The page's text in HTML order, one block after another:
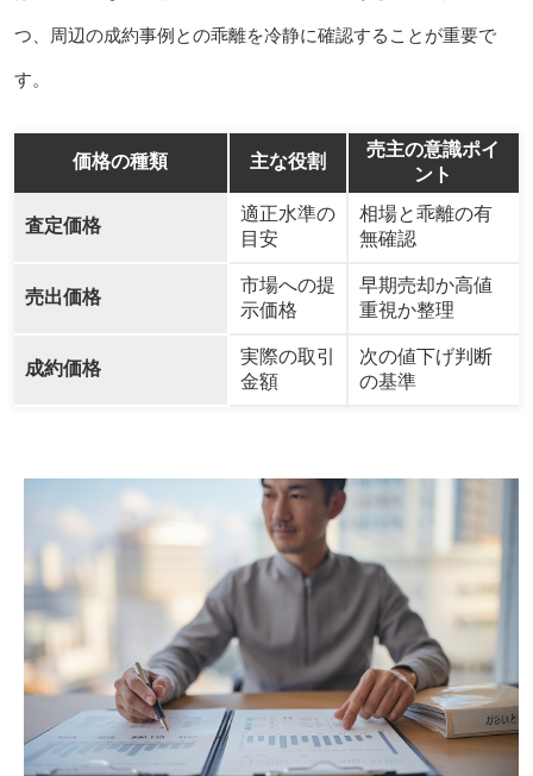
つ、周辺の成約事例との乖離を冷静に確認することが重要で
す。
価格の種類 主な役割
売主の意識ポイ
ント
査定価格
適正水準の
目安
相場と乖離の有
無確認
売出価格
市場への提
示価格
早期売却か高値
重視か整理
成約価格
実際の取引
金額
次の値下げ判断
の基準